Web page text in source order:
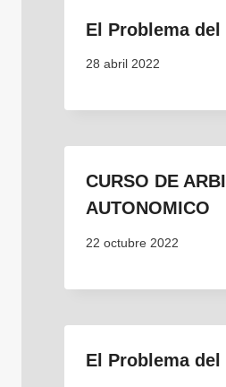
El Problema del
28 abril 2022
CURSO DE
AUTONOMICO
22 octubre 2022
El Problema del